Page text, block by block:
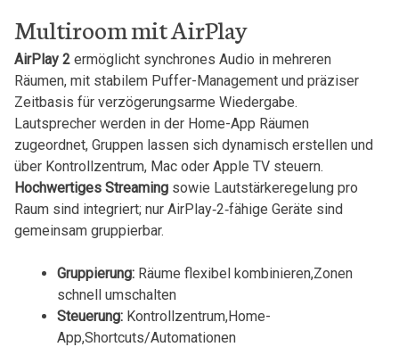
Multiroom mit ⁣AirPlay
AirPlay 2ermöglicht synchrones Audio in mehreren
Räumen,⁤ mit ⁢stabilem Puffer-Management ⁣und präziser
‍Zeitbasis für verzögerungsarme Wiedergabe.
Lautsprecher werden in ⁢der Home-App Räumen​
zugeordnet, Gruppen lassen ⁤sich dynamisch erstellen und
über ⁤Kontrollzentrum, Mac oder‍ Apple TV steuern.⁤
Hochwertiges Streamingsowie Lautstärkeregelung pro
⁣Raum sind integriert; nur AirPlay‑2‑fähige Geräte sind​
gemeinsam gruppierbar.
Gruppierung:Räume⁤ flexibel⁢ kombinieren,Zonen
schnell ⁣umschalten
Steuerung:Kontrollzentrum,Home-
App,Shortcuts/Automationen